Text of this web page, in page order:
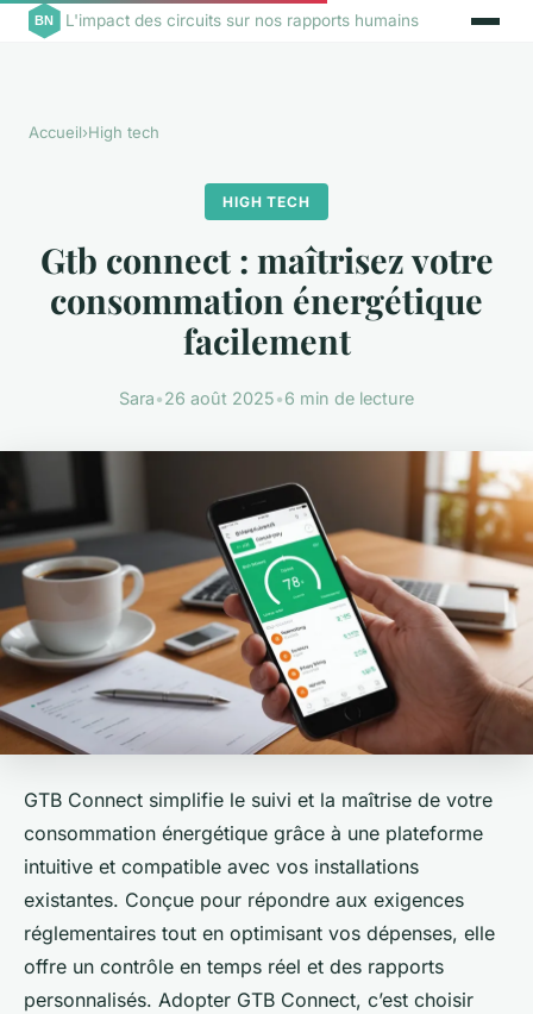
L'impact des circuits sur nos rapports humains
Accueil›High tech
HIGH TECH
Gtb connect : maîtrisez votre
consommation énergétique
facilement
Sara•26 août 2025•6 min de lecture
GTB Connect simplifie le suivi et la maîtrise de votre
consommation énergétique grâce à une plateforme
intuitive et compatible avec vos installations
existantes. Conçue pour répondre aux exigences
réglementaires tout en optimisant vos dépenses, elle
offre un contrôle en temps réel et des rapports
personnalisés. Adopter GTB Connect, c’est choisir